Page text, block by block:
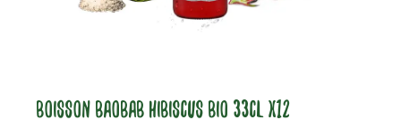
BOISSON BAOBAB HIBISCUS BIO 33CL X12